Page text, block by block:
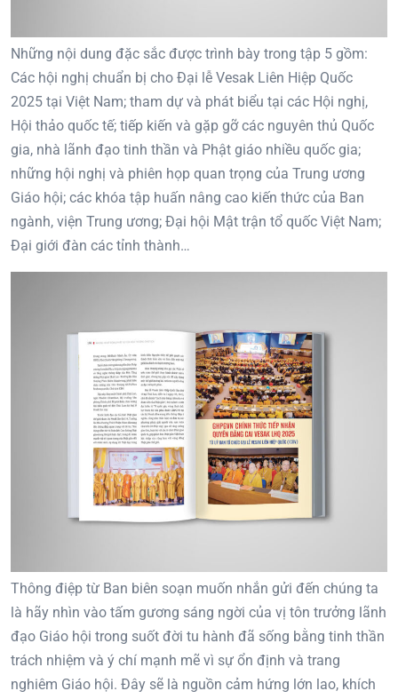
Những nội dung đặc sắc được trình bày trong tập 5 gồm:
Các hội nghị chuẩn bị cho Đại lễ Vesak Liên Hiệp Quốc
2025 tại Việt Nam; tham dự và phát biểu tại các Hội nghị,
Hội thảo quốc tế; tiếp kiến và gặp gỡ các nguyên thủ Quốc
gia, nhà lãnh đạo tinh thần và Phật giáo nhiều quốc gia;
những hội nghị và phiên họp quan trọng của Trung ương
Giáo hội; các khóa tập huấn nâng cao kiến thức của Ban
ngành, viện Trung ương; Đại hội Mật trận tổ quốc Việt Nam;
Đại giới đàn các tỉnh thành…
Thông điệp từ Ban biên soạn muốn nhắn gửi đến chúng ta
là hãy nhìn vào tấm gương sáng ngời của vị tôn trưởng lãnh
đạo Giáo hội trong suốt đời tu hành đã sống bằng tinh thần
trách nhiệm và ý chí mạnh mẽ vì sự ổn định và trang
nghiêm Giáo hội. Đây sẽ là nguồn cảm hứng lớn lao, khích